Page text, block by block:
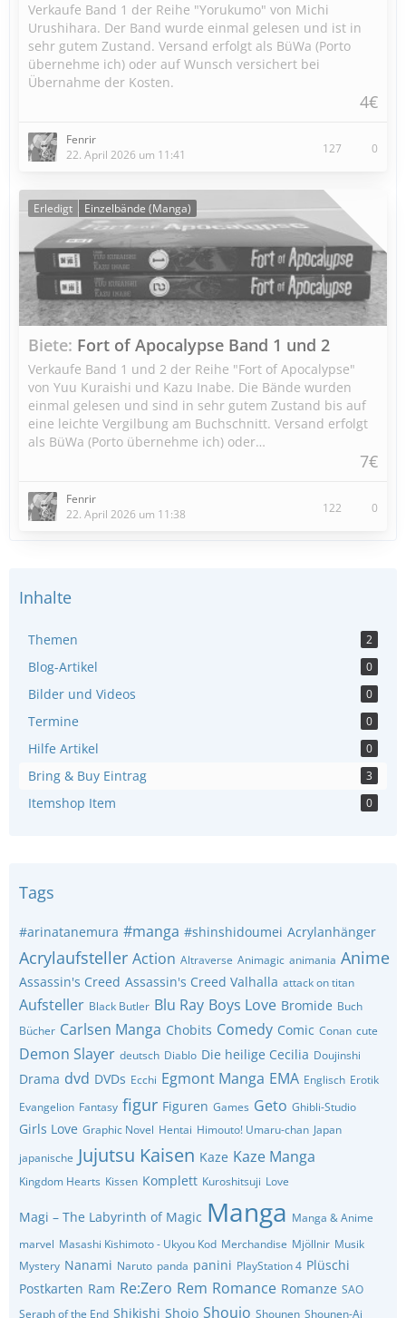
Verkaufe Band 1 der Reihe "Yorukumo" von Michi
Urushihara. Der Band wurde einmal gelesen und ist in
sehr gutem Zustand. Versand erfolgt als BüWa (Porto
übernehme ich) oder auf Wunsch versichert bei
Übernahme der Kosten.
4€
Fenrir
22. April 2026 um 11:41
127 0
Erledigt Einzelbände (Manga)
Biete Fort of Apocalypse Band 1 und 2
Verkaufe Band 1 und 2 der Reihe "Fort of Apocalypse"
von Yuu Kuraishi und Kazu Inabe. Die Bände wurden
einmal gelesen und sind in sehr gutem Zustand bis auf
eine leichte Vergilbung am Buchschnitt. Versand erfolgt
als BüWa (Porto übernehme ich) oder…
7€
Fenrir
22. April 2026 um 11:38
122 0
Inhalte
Themen 2
Blog-Artikel 0
Bilder und Videos 0
Termine 0
Hilfe Artikel 0
Bring & Buy Eintrag 3
Itemshop Item 0
Tags
#arinatanemura #manga #shinshidoumei Acrylanhänger
Acrylaufsteller Action Altraverse Animagic animania Anime
Assassin's Creed Assassin's Creed Valhalla attack on titan
Aufsteller Black Butler Blu Ray Boys Love Bromide Buch
Bücher Carlsen Manga Chobits Comedy Comic Conan cute
Demon Slayer deutsch Diablo Die heilige Cecilia Doujinshi
Drama dvd DVDs Ecchi Egmont Manga EMA Englisch Erotik
Evangelion Fantasy figur Figuren Games Geto Ghibli-Studio
Girls Love Graphic Novel Hentai Himouto! Umaru-chan Japan
japanische Jujutsu Kaisen Kaze Kaze Manga
Kingdom Hearts Kissen Komplett Kuroshitsuji Love
Magi – The Labyrinth of Magic Manga Manga & Anime
marvel Masashi Kishimoto - Ukyou Kod Merchandise Mjöllnir Musik
Mystery Nanami Naruto panda panini PlayStation 4 Plüschi
Postkarten Ram Re:Zero Rem Romance Romanze SAO
Seraph of the End Shikishi Shojo Shoujo Shounen Shounen-Ai